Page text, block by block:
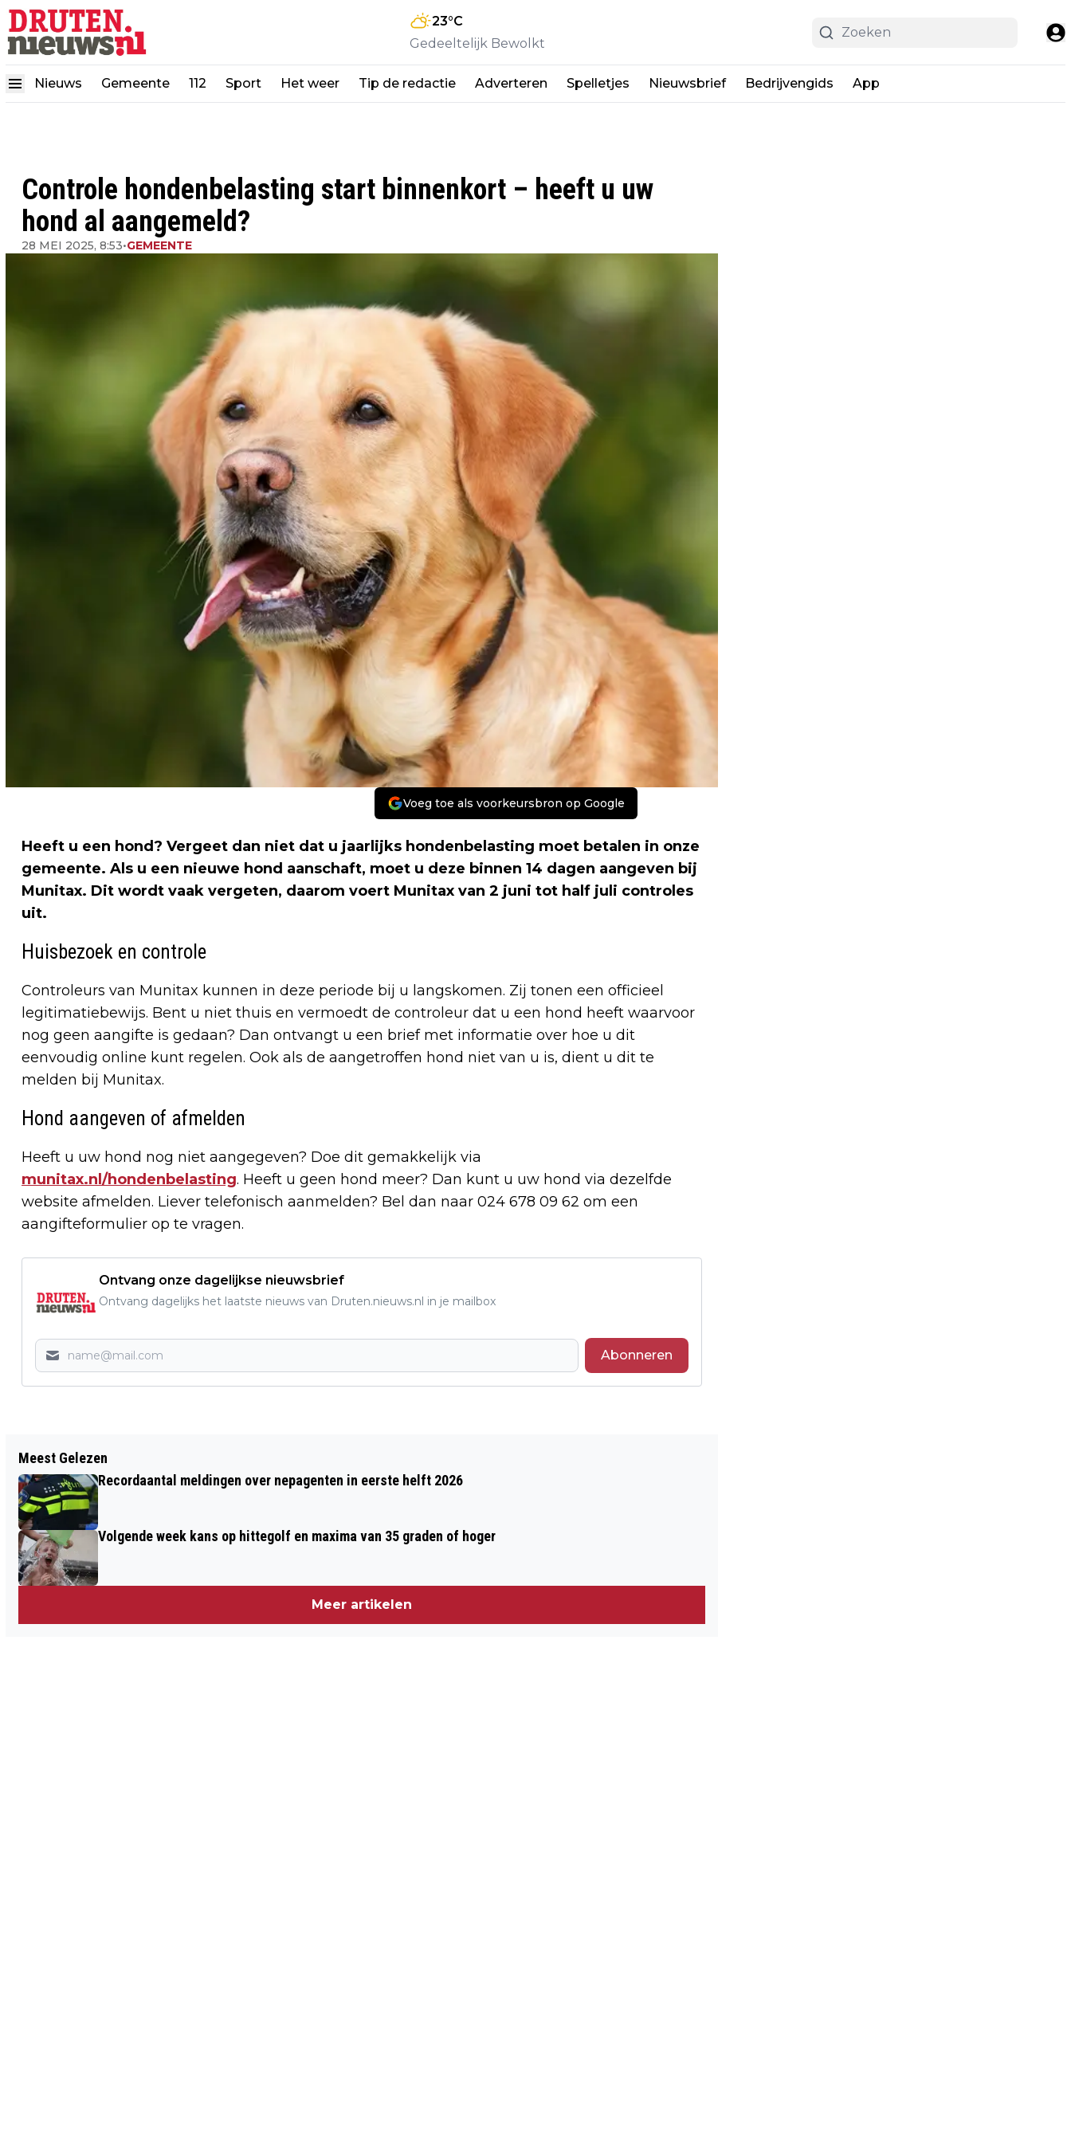
23°C
Gedeeltelijk Bewolkt
Nieuws Gemeente 112 Sport Het weer Tip de redactie Adverteren Spelletjes Nieuwsbrief Bedrijvengids App
Controle hondenbelasting start binnenkort – heeft u uw
hond al aangemeld?
28 MEI 2025, 8:53•GEMEENTE
Voeg toe als voorkeursbron op Google
Heeft u een hond? Vergeet dan niet dat u jaarlijks hondenbelasting moet betalen in onze
gemeente. Als u een nieuwe hond aanschaft, moet u deze binnen 14 dagen aangeven bij
Munitax. Dit wordt vaak vergeten, daarom voert Munitax van 2 juni tot half juli controles
uit.
Huisbezoek en controle
Controleurs van Munitax kunnen in deze periode bij u langskomen. Zij tonen een officieel
legitimatiebewijs. Bent u niet thuis en vermoedt de controleur dat u een hond heeft waarvoor
nog geen aangifte is gedaan? Dan ontvangt u een brief met informatie over hoe u dit
eenvoudig online kunt regelen. Ook als de aangetroffen hond niet van u is, dient u dit te
melden bij Munitax.
Hond aangeven of afmelden
Heeft u uw hond nog niet aangegeven? Doe dit gemakkelijk via
munitax.nl/hondenbelasting. Heeft u geen hond meer? Dan kunt u uw hond via dezelfde
website afmelden. Liever telefonisch aanmelden? Bel dan naar 024 678 09 62 om een
aangifteformulier op te vragen.
Ontvang onze dagelijkse nieuwsbrief
Ontvang dagelijks het laatste nieuws van Druten.nieuws.nl in je mailbox
Abonneren
REGEN BRENGT 'ENIGE VERLICHTING',
MAAR DROOGTE IS NIET VOORBIJ
MEERDERE MENSEN ONWEL
Meest Gelezen
Recordaantal meldingen over nepagenten in eerste helft 2026
Volgende week kans op hittegolf en maxima van 35 graden of hoger
Meer artikelen